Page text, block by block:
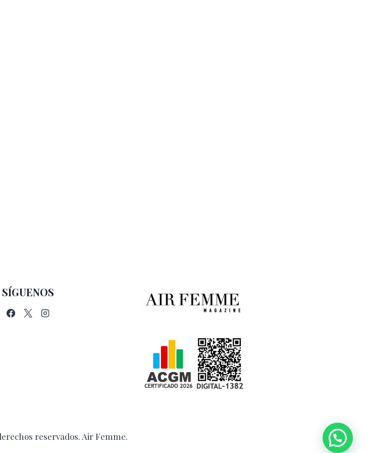
SÍGUENOS
reservados. Air Femme.